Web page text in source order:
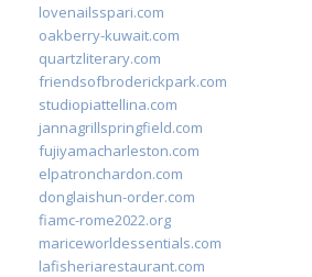
lovenailsspari.com
oakberry-kuwait.com
quartzliterary.com
friendsofbroderickpark.com
studiopiattellina.com
jannagrillspringfield.com
fujiyamacharleston.com
elpatronchardon.com
donglaishun-order.com
fiamc-rome2022.org
mariceworldessentials.com
lafisheriarestaurant.com